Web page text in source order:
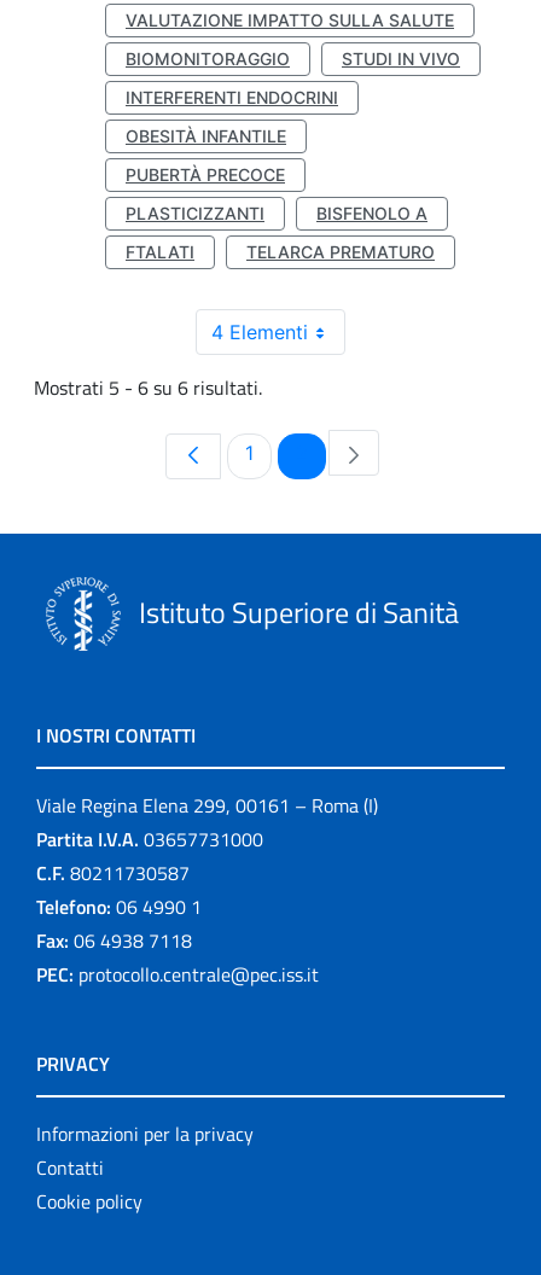
VALUTAZIONE IMPATTO SULLA SALUTE
BIOMONITORAGGIO
STUDI IN VIVO
INTERFERENTI ENDOCRINI
OBESITÀ INFANTILE
PUBERTÀ PRECOCE
PLASTICIZZANTI
BISFENOLO A
FTALATI
TELARCA PREMATURO
4 Elementi
Mostrati 5 - 6 su 6 risultati.
Pagina
1 Pagina
Istituto Superiore di Sanità
I NOSTRI CONTATTI
Viale Regina Elena 299, 00161 – Roma (I)
Partita I.V.A. 03657731000
C.F. 80211730587
Telefono: 06 4990 1
Fax: 06 4938 7118
PEC: protocollo.centrale@pec.iss.it
PRIVACY
Informazioni per la privacy
Contatti
Cookie policy